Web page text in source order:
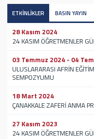
ETKİNLİKLER BASIN YAYIN
28 Kasım 2024
24 KASIM ÖĞRETMENLER
03 Temmuz 2024 - 04
ULUSLARARASI AFRİN
SEMPOZYUMU
18 Mart 2024
ÇANAKKALE ZAFERİ ANMA
27 Kasım 2023
24 KASIM ÖĞRETMENLER